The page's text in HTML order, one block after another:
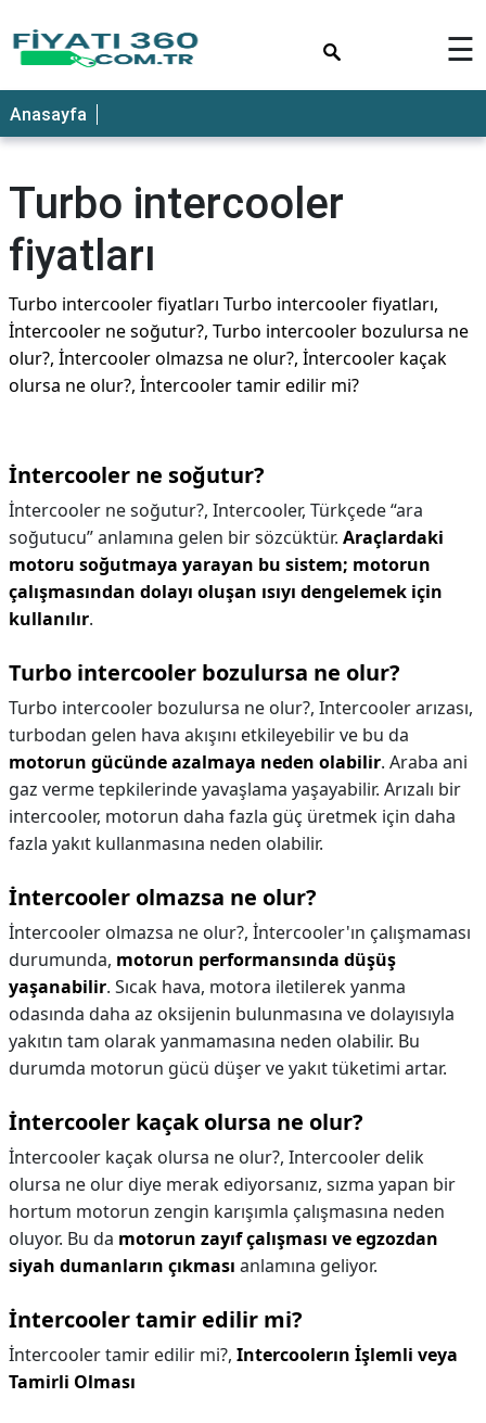
☰
Anasayfa
Turbo intercooler
fiyatları
Turbo intercooler fiyatları Turbo intercooler fiyatları,
İntercooler ne soğutur?, Turbo intercooler bozulursa ne
olur?, İntercooler olmazsa ne olur?, İntercooler kaçak
olursa ne olur?, İntercooler tamir edilir mi?
İntercooler ne soğutur?
İntercooler ne soğutur?, Intercooler, Türkçede “ara
soğutucu” anlamına gelen bir sözcüktür. Araçlardaki
motoru soğutmaya yarayan bu sistem; motorun
çalışmasından dolayı oluşan ısıyı dengelemek için
kullanılır.
Turbo intercooler bozulursa ne olur?
Turbo intercooler bozulursa ne olur?, Intercooler arızası,
turbodan gelen hava akışını etkileyebilir ve bu da
motorun gücünde azalmaya neden olabilir. Araba ani
gaz verme tepkilerinde yavaşlama yaşayabilir. Arızalı bir
intercooler, motorun daha fazla güç üretmek için daha
fazla yakıt kullanmasına neden olabilir.
İntercooler olmazsa ne olur?
İntercooler olmazsa ne olur?, İntercooler'ın çalışmaması
durumunda, motorun performansında düşüş
yaşanabilir. Sıcak hava, motora iletilerek yanma
odasında daha az oksijenin bulunmasına ve dolayısıyla
yakıtın tam olarak yanmamasına neden olabilir. Bu
durumda motorun gücü düşer ve yakıt tüketimi artar.
İntercooler kaçak olursa ne olur?
İntercooler kaçak olursa ne olur?, Intercooler delik
olursa ne olur diye merak ediyorsanız, sızma yapan bir
hortum motorun zengin karışımla çalışmasına neden
oluyor. Bu da motorun zayıf çalışması ve egzozdan
siyah dumanların çıkması anlamına geliyor.
İntercooler tamir edilir mi?
İntercooler tamir edilir mi?, Intercoolerın İşlemli veya
Tamirli Olması